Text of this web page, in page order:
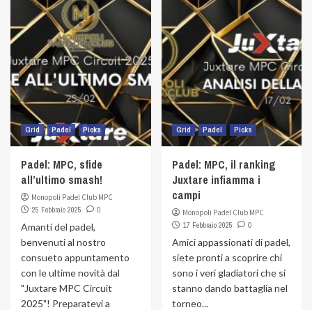
Grid Padel Picks
Padel: MPC, sfide
all’ultimo smash!
Monopoli Padel Club MPC
25 Febbraio 2025
0
Amanti del padel,
benvenuti al nostro
consueto appuntamento
con le ultime novità dal
"Juxtare MPC Circuit
2025"! Preparatevi a
Grid Padel Picks
Padel: MPC, il ranking
Juxtare infiamma i
campi
Monopoli Padel Club MPC
17 Febbraio 2025
0
Amici appassionati di padel,
siete pronti a scoprire chi
sono i veri gladiatori che si
stanno dando battaglia nel
torneo...